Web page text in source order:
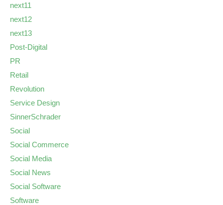
next11
next12
next13
Post-Digital
PR
Retail
Revolution
Service Design
SinnerSchrader
Social
Social Commerce
Social Media
Social News
Social Software
Software